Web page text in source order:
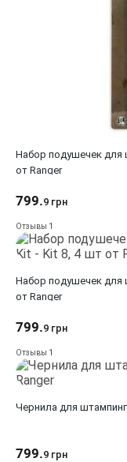
Набор подушечек для штампинга Distress
от Ranger
799.9 грн
Отзывы 1
Набор подушечек для штампинга Distress
от Ranger
799.9 грн
Отзывы 1
Чернила для
799.9 грн